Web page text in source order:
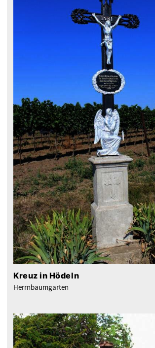
Kreuz in Hödeln
Herrnbaumgarten